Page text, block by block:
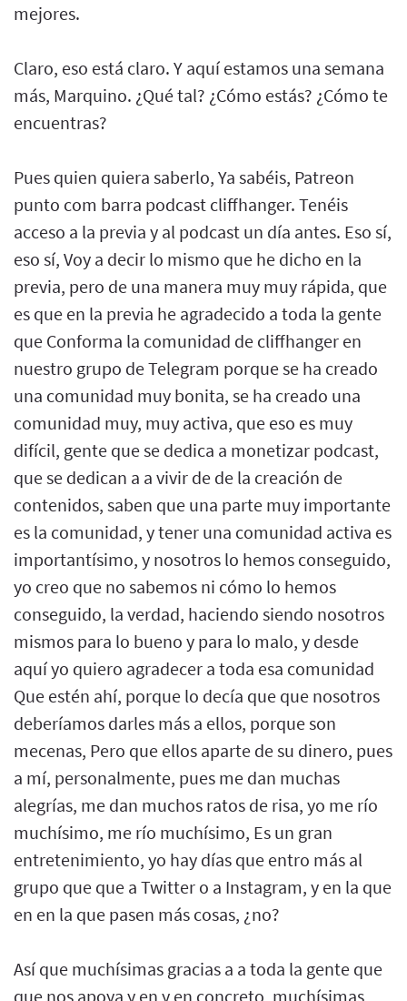
mejores.
Claro, eso está claro. Y aquí estamos una semana
más, Marquino. ¿Qué tal? ¿Cómo estás? ¿Cómo te
encuentras?
Pues quien quiera saberlo, Ya sabéis, Patreon
punto com barra podcast cliffhanger. Tenéis
acceso a la previa y al podcast un día antes. Eso sí,
eso sí, Voy a decir lo mismo que he dicho en la
previa, pero de una manera muy muy rápida, que
es que en la previa he agradecido a toda la gente
que Conforma la comunidad de cliffhanger en
nuestro grupo de Telegram porque se ha creado
una comunidad muy bonita, se ha creado una
comunidad muy, muy activa, que eso es muy
difícil, gente que se dedica a monetizar podcast,
que se dedican a a vivir de de la creación de
contenidos, saben que una parte muy importante
es la comunidad, y tener una comunidad activa es
importantísimo, y nosotros lo hemos conseguido,
yo creo que no sabemos ni cómo lo hemos
conseguido, la verdad, haciendo siendo nosotros
mismos para lo bueno y para lo malo, y desde
aquí yo quiero agradecer a toda esa comunidad
Que estén ahí, porque lo decía que que nosotros
deberíamos darles más a ellos, porque son
mecenas, Pero que ellos aparte de su dinero, pues
a mí, personalmente, pues me dan muchas
alegrías, me dan muchos ratos de risa, yo me río
muchísimo, me río muchísimo, Es un gran
entretenimiento, yo hay días que entro más al
grupo que que a Twitter o a Instagram, y en la que
en en la que pasen más cosas, ¿no?
Así que muchísimas gracias a a toda la gente que
que nos apoya y en y en concreto, muchísimas